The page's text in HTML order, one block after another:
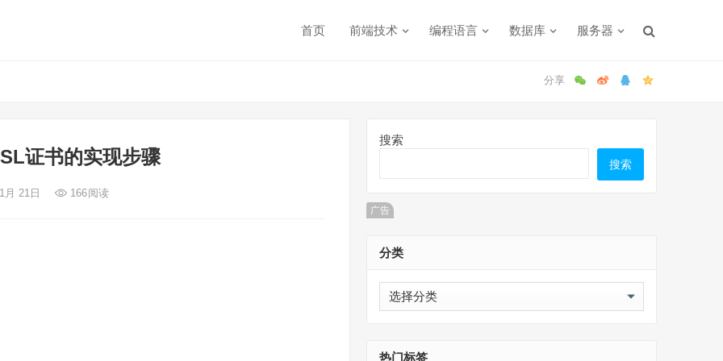
首页 前端技术 编程语言 数据库 服务器
证书的实现步骤
月 21日 166阅读
搜索
搜索
广告
分类
分
类
热门标签